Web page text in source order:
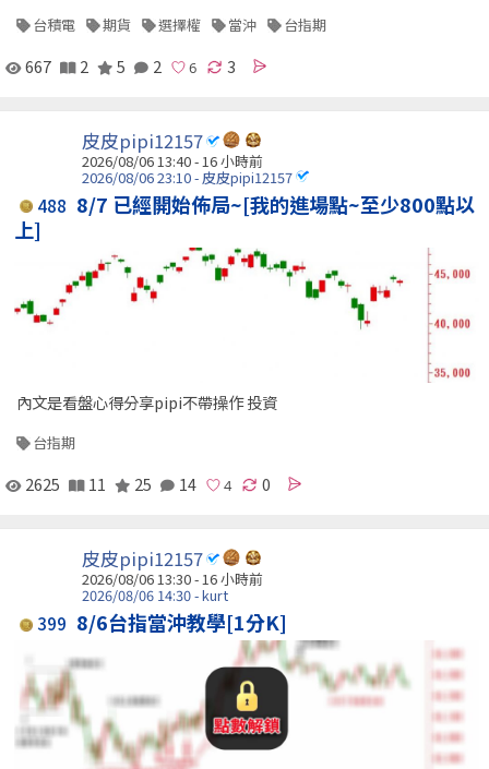
台積電 期貨 選擇權 當沖 台指期
667 2 5 2 3
皮皮pipi12157
2026/08/06 13:40 - 16 小時前
2026/08/06 23:10 - 皮皮pipi12157
488 8/7 已經開始佈局~[我的進場點~至少800點以
上]
內文是看盤心得分享pipi不帶操作 投資
台指期
2625 11 25 14 0
皮皮pipi12157
2026/08/06 13:30 -16 小時前
2026/08/06 14:30 - kurt
399 8/6台指當沖教學[1分K]